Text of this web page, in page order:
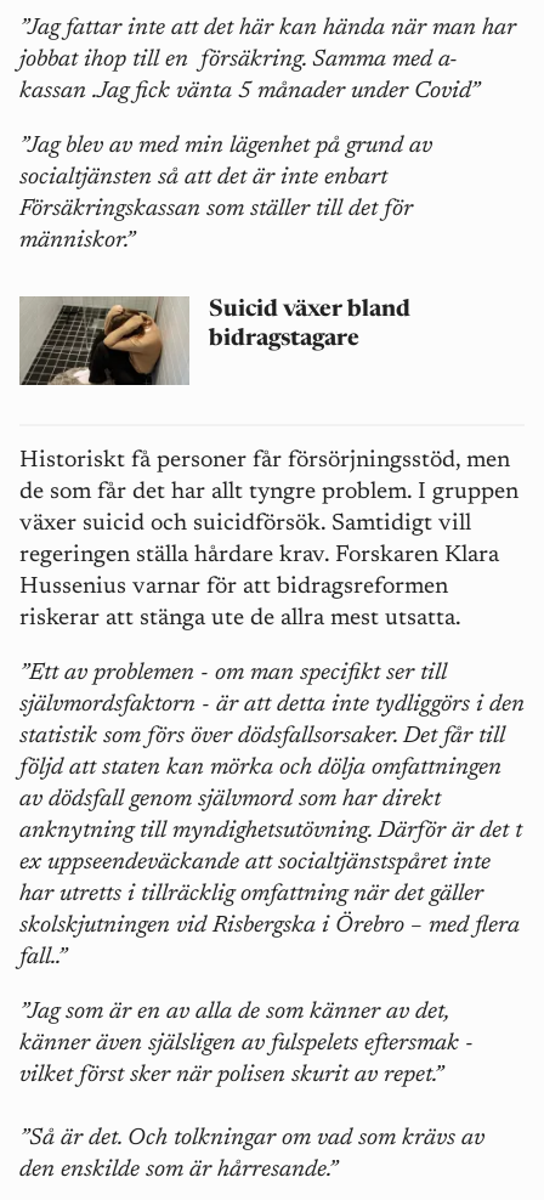
”Jag fattar inte att det här kan hända när man har
jobbat ihop till en
försäkring. Samma med a-
kassan .Jag fick vänta 5 månader under Covid”
”Jag blev av med min lägenhet på grund av
socialtjänsten så att det är inte enbart
Försäkringskassan som ställer till det för
människor.”
Suicid växer bland
bidragstagare
Historiskt få personer får försörjningsstöd, men
de som får det har allt tyngre problem. I gruppen
växer suicid och suicidförsök. Samtidigt vill
regeringen ställa hårdare krav. Forskaren Klara
Hussenius varnar för att bidragsreformen
riskerar att stänga ute de allra mest utsatta.
”Ett av problemen - om man specifikt ser till
självmordsfaktorn - är att detta inte tydliggörs i den
statistik som förs över dödsfallsorsaker. Det får till
följd att staten kan mörka och dölja omfattningen
av dödsfall genom självmord som har direkt
anknytning till myndighetsutövning. Därför är det t
ex uppseendeväckande att socialtjänstspåret inte
har utretts i tillräcklig omfattning när det gäller
skolskjutningen vid Risbergska i Örebro – med flera
fall..”
”Jag som är en av alla de som känner av det,
känner även själsligen av fulspelets eftersmak -
vilket först sker när polisen skurit av repet.”
”Så är det. Och tolkningar om vad som krävs av
den enskilde som är hårresande.”